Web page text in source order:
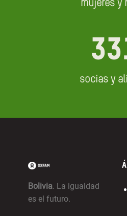
mujeres y
socias y
Bolivia. La igualdad
es el futuro.